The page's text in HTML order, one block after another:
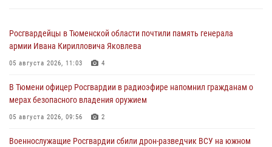
Росгвардейцы в Тюменской области почтили память генерала
армии Ивана Кирилловича Яковлева
05 августа 2026, 11:03 4
В Тюмени офицер Росгвардии в радиоэфире напомнил гражданам о
мерах безопасного владения оружием
05 августа 2026, 09:56 2
Военнослужащие Росгвардии сбили дрон-разведчик ВСУ на южном